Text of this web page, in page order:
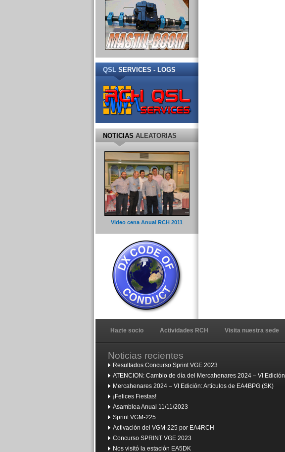
QSLSERVICES - LOGS
NOTICIASALEATORIAS
Video cena Anual RCH 2011
Hazte socio Actividades RCH Visita nuestra sede
Noticias recientes
Resultados Concurso Sprint VGE 2023
ATENCION: Cambio de día del Mercahenares 2024 – VI Edición
Mercahenares 2024 – VI Edición: Artículos de EA4BPG (SK)
¡Felices Fiestas!
Asamblea Anual 11/11/2023
Sprint VGM-225
Activación del VGM-225 por EA4RCH
Concurso SPRINT VGE 2023
Nos visitó la estación EA5DK